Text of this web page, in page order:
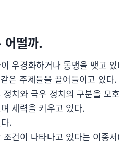
어떨까.
우경화하거나 동맹을 맺고
은 주제들을 끌어들이고 있다.
치와 극우 정치의 구분을 모
세력을 키우고 있다.
.
건이 나타나고 있다는 이종